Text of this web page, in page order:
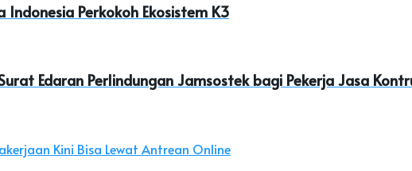
Perkokoh Ekosistem K3
Edaran Perlindungan Jamsostek bagi Pekerja Jasa